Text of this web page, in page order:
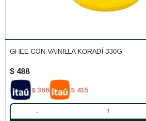
GHEE CON VAINILLA KORADÍ 330G
$ 488
$ 366 $ 415
-